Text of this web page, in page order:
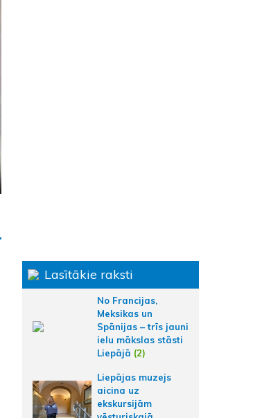
Lasītākie raksti
No Francijas,
Meksikas un
Spānijas – trīs jauni
ielu mākslas stāsti
Liepājā (2)
Liepājas muzejs
aicina uz
ekskursijām